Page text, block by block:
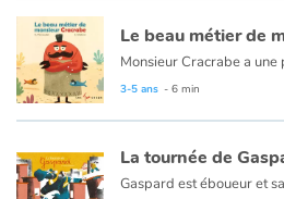
Le beau métier de
3-5 ans - 6 min
La tournée de